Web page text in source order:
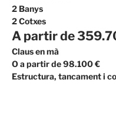
2 Banys
2 Cotxes
A partir de
Claus en mà
O a partir de 98.100 €
Estructura, tancament i